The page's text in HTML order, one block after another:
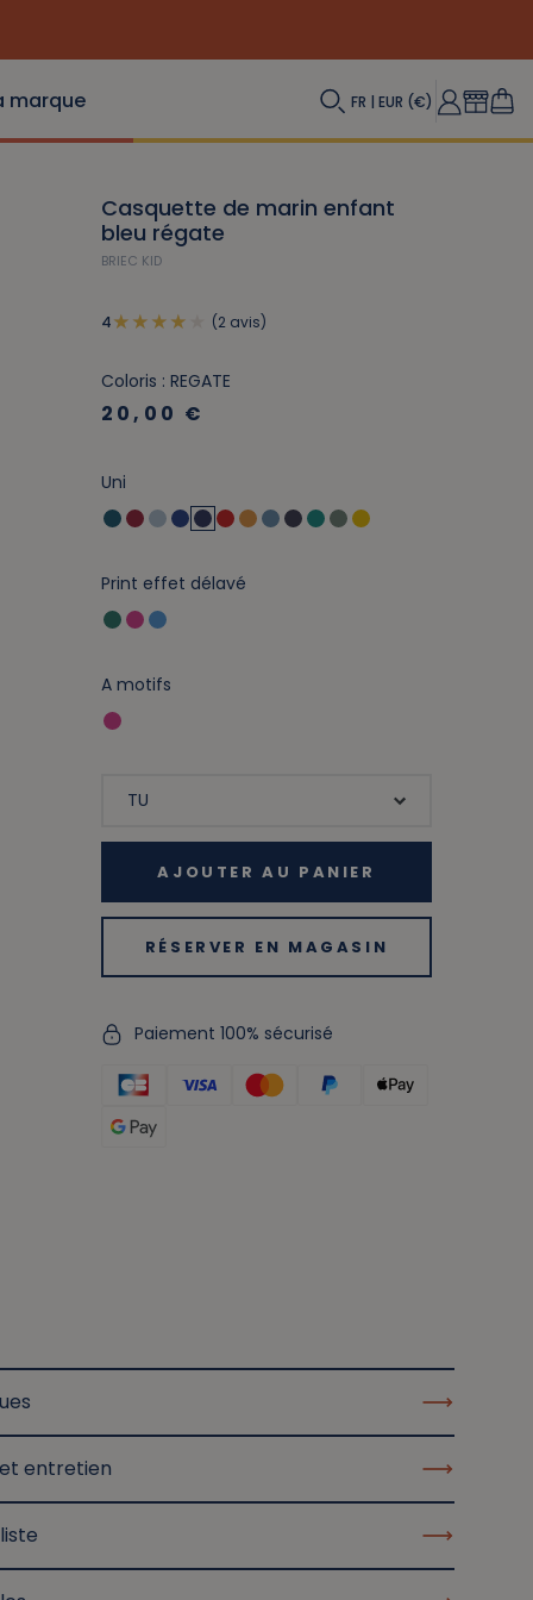
marque FR | EUR (€)
Casquette de marin enfant
bleu régate
BRIEC KID
4 (2 avis)
Coloris : REGATE
20,00 €
Uni
Print effet délavé
A motifs
AJOUTER AU PANIER
RÉSERVER EN MAGASIN
Paiement 100% sécurisé
entretien